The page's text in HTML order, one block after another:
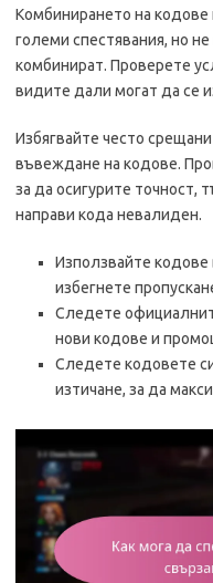
Комбинирането на
големи спестявания, но
комбинират. Проверете
видите дали могат да се
Избягвайте често
въвеждане на кодове.
за да осигурите точност,
направи кода невалиден.
Използвайте кодове
избегнете
Следете
нови кодове и
Следете кодовете
изтичане, за да